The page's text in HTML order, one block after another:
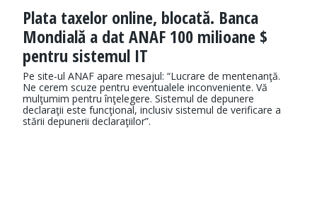
Plata taxelor online, blocată. Banca
Mondială a dat ANAF 100 milioane $
pentru sistemul IT
Pe site-ul ANAF apare mesajul: “Lucrare de mentenanţă.
Ne cerem scuze pentru eventualele inconveniente. Vă
mulţumim pentru înţelegere. Sistemul de depunere
declaraţii este funcţional, inclusiv sistemul de verificare a
stării depunerii declaraţiilor”.